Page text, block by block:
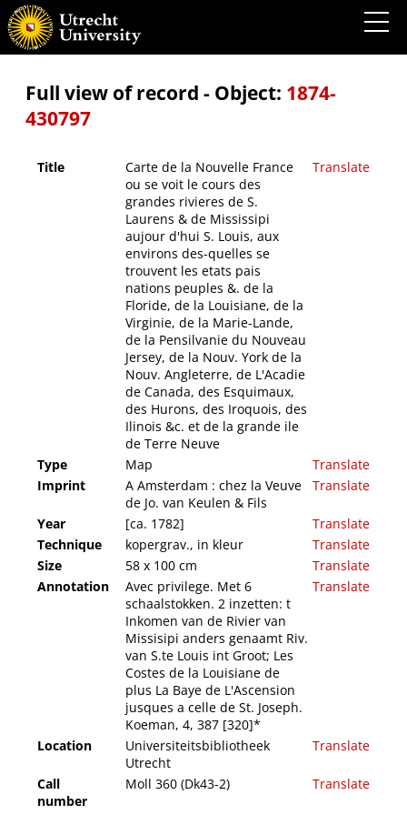
Carte de la Nouvelle France ou se voit le cours des grandes rivieres de S. Laurens & de
Mississipi aujour d'hui S. Louis, aux environs des-quelles se trouvent les etats pais
nations peuples &. de la Floride, de la Louisiane, de la Virginie, de la Marie-Lande, de la
Pensilvanie du Nouveau Jersey, de la Nouv. York de la Nouv. Angleterre, de L'Acadie de
Full view of record - Object: 1874-
430797
Title
Carte de la Nouvelle France
ou se voit le cours des
grandes rivieres de S.
Laurens & de Mississipi
aujour d'hui S. Louis, aux
environs des-quelles se
trouvent les etats pais
nations peuples &. de la
Floride, de la Louisiane, de la
Virginie, de la Marie-Lande,
de la Pensilvanie du Nouveau
Jersey, de la Nouv. York de la
Nouv. Angleterre, de L'Acadie
de Canada, des Esquimaux,
des Hurons, des Iroquois, des
Ilinois &c. et de la grande ile
de Terre Neuve
Translate
Type Map
Translate
Imprint
A Amsterdam : chez la Veuve
de Jo. van Keulen & Fils
Translate
Year [ca. 1782]
Translate
Technique
kopergrav., in kleur
Translate
Size
58 x 100 cm
Translate
Annotation
Avec privilege. Met 6
schaalstokken. 2 inzetten: t
Inkomen van de Rivier van
Missisipi anders genaamt Riv.
van S.te Louis int Groot; Les
Costes de la Louisiane de
plus La Baye de L'Ascension
jusques a celle de St. Joseph.
Koeman, 4, 387 [320]*
Translate
Location
Universiteitsbibliotheek
Utrecht
Translate
Call
number
Moll 360 (Dk43-2) Translate